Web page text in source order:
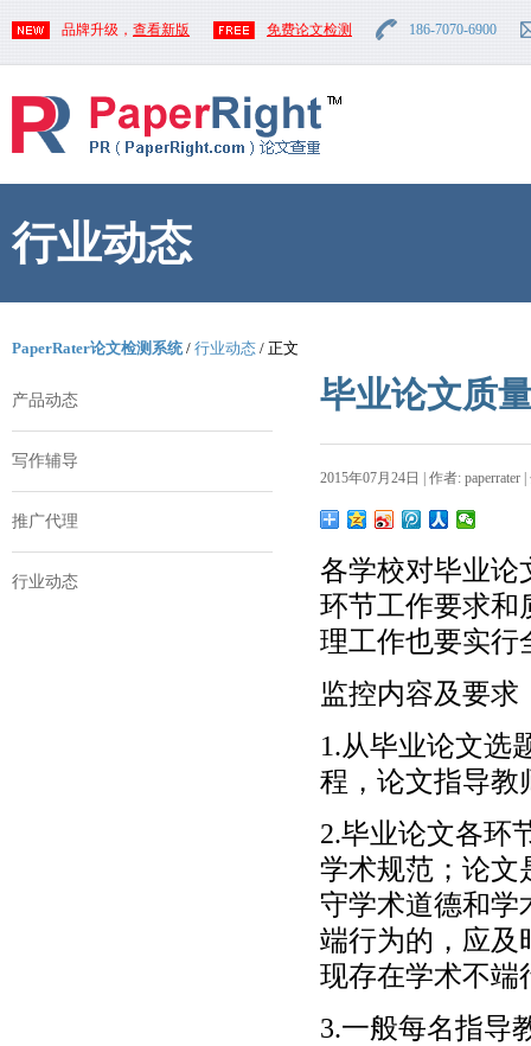
品牌升级， 查看新版 免费论文检测 186-7070-6900
行业动态
PaperRater论文检测系统/ 行业动态 / 正文
产品动态
写作辅导
推广代理
行业动态
毕业论文质
2015年07月24日 | 作者: paperrater
各学校对毕业论
环节工作要求和
理工作也要实行
监控内容及要求
1.从毕业论文选
程，论文指导教
2.毕业论文各环
学术规范；论文
守学术道德和学
端行为的，应及
现存在学术不端
3.一般每名指导